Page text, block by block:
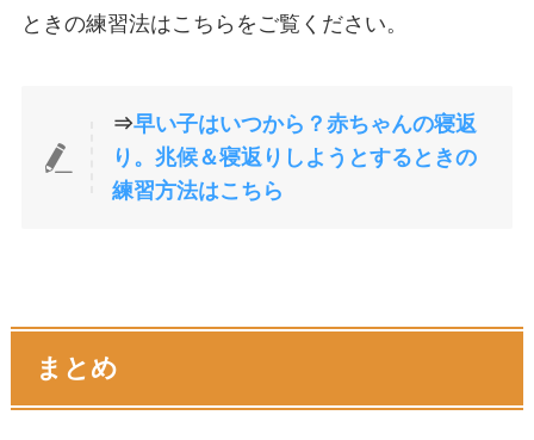
ときの練習法はこちらをご覧ください。
⇒早い子はいつから？赤ちゃんの寝返
り。兆候＆寝返りしようとするときの
練習方法はこちら
まとめ